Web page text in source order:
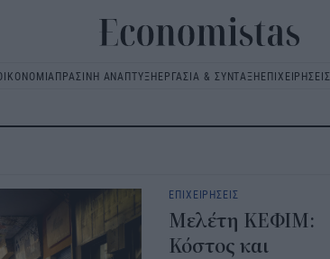
ΠΡΑΣΙΝΗ ΑΝΑΠΤΥΞΗΕΡΓΑΣΙΑ & ΣΥΝΤΑΞΗΕΠΙΧΕΙΡΗΣΕΙΣ
ΕΠΙΧΕΙΡΗΣΕΙΣ
Μελέτη ΚΕΦΙΜ:
Κόστος και